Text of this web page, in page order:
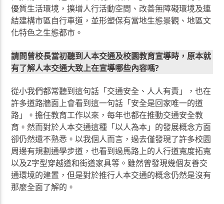
優質生活環境，擴增人行活動空間、改善無障礙環境及連
結建構市區自行車道，並形塑保有當地生態景觀、地區文
化特色之生態都市。
請問曾校長當初聽到人本交通及校園教育宣導時，原本就
有了解人本交通大致上在宣導哪些內容嗎?
從小我們都常聽到這句話「交通安全、人人有責」，也在
許多道路牆面上會看到這一句話「安全是回家唯一的道
路」。擔任教育工作以來，每年也都在推動交通安全教
育。然而對於人本交通這種「以人為本」的發展概念方面
卻仍然還不熟悉。以我個人而言，過去僅發現了許多校園
周邊有規劃通學步道，也看到過馬路上的人行道寬度拓寬
以及Z字型穿越道和街道家具等。雖然曾發現幾個友善交
通環境的建置，但是對於推行人本交通的概念仍然是沒有
那麼全面了解的。